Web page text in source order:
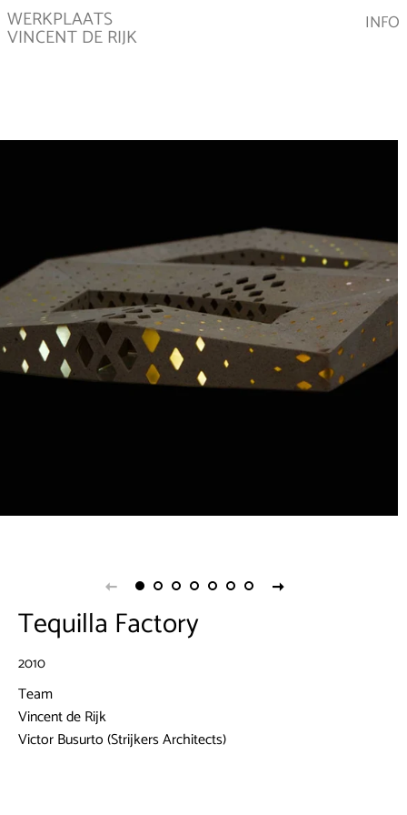
INFO
Tequilla Factory
2010
Team
Vincent de Rijk
Victor Busurto (Strijkers Architects)
WERKPLAATS
VINCENT DE RIJK